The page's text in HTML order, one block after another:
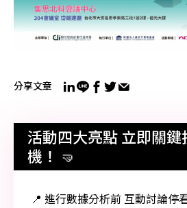
分享文章
活動四大亮點 立即關
機！ 🤜
📍 進行數據分析前 互動討論停